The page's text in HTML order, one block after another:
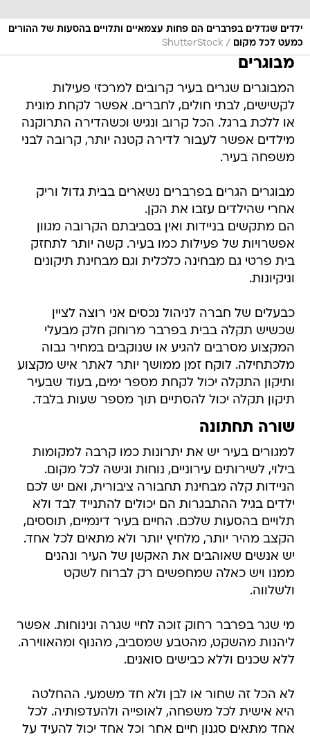
ילדים שגדלים בפרברים הם פחות עצמאיים ותלויים בהסעות של ההורים
כמעט לכל מקום
/
ShutterStock
מבוגרים
המבוגרים שגרים בעיר קרובים למרכזי פעילות
לקשישים, לבתי חולים, לחברים. אפשר לקחת מונית
או ללכת ברגל. הכל קרוב ונגיש וכשהדירה התרוקנה
מילדים אפשר לעבור לדירה קטנה יותר, קרובה לבני
משפחה בעיר.
מבוגרים הגרים בפרברים נשארים בבית גדול וריק
אחרי שהילדים עזבו את הקן.
הם מתקשים בניידות ואין בסביבתם הקרובה מגוון
אפשרויות של פעילות כמו בעיר. קשה יותר לתחזק
בית פרטי גם מבחינה כלכלית וגם מבחינת תיקונים
וניקיונות.
כבעלים של חברה לניהול נכסים אני רוצה לציין
שכשיש תקלה בבית בפרבר מרוחק חלק מבעלי
המקצוע מסרבים להגיע או שנוקבים במחיר גבוה
מלכתחילה. לוקח זמן ממושך יותר לאתר איש מקצוע
ותיקון התקלה יכול לקחת מספר ימים, בעוד שבעיר
תיקון תקלה יכול להסתיים תוך מספר שעות בלבד.
שורה תחתונה
למגורים בעיר יש את יתרונות כמו קרבה למקומות
בילוי, לשירותים עירוניים, נוחות וגישה לכל מקום.
הניידות קלה מבחינת תחבורה ציבורית, ואם יש לכם
ילדים בגיל ההתבגרות הם יכולים להתנייד לבד ולא
תלויים בהסעות שלכם. החיים בעיר דינמיים, תוססים,
הקצב מהיר יותר, מלחיץ יותר ולא מתאים לכל אחד.
יש אנשים שאוהבים את האקשן של העיר ונהנים
ממנו ויש כאלה שמחפשים רק לברוח לשקט
ולשלווה.
מי שגר בפרבר רחוק זוכה לחיי שגרה ונינוחות. אפשר
ליהנות מהשקט, מהטבע שמסביב, מהנוף ומהאווירה.
ללא שכנים וללא כבישים סואנים.
לא הכל זה שחור או לבן ולא חד משמעי. ההחלטה
היא אישית לכל משפחה, לאופייה ולהעדפותיה. לכל
אחד מתאים סגנון חיים אחר וכל אחד יכול להעיד על